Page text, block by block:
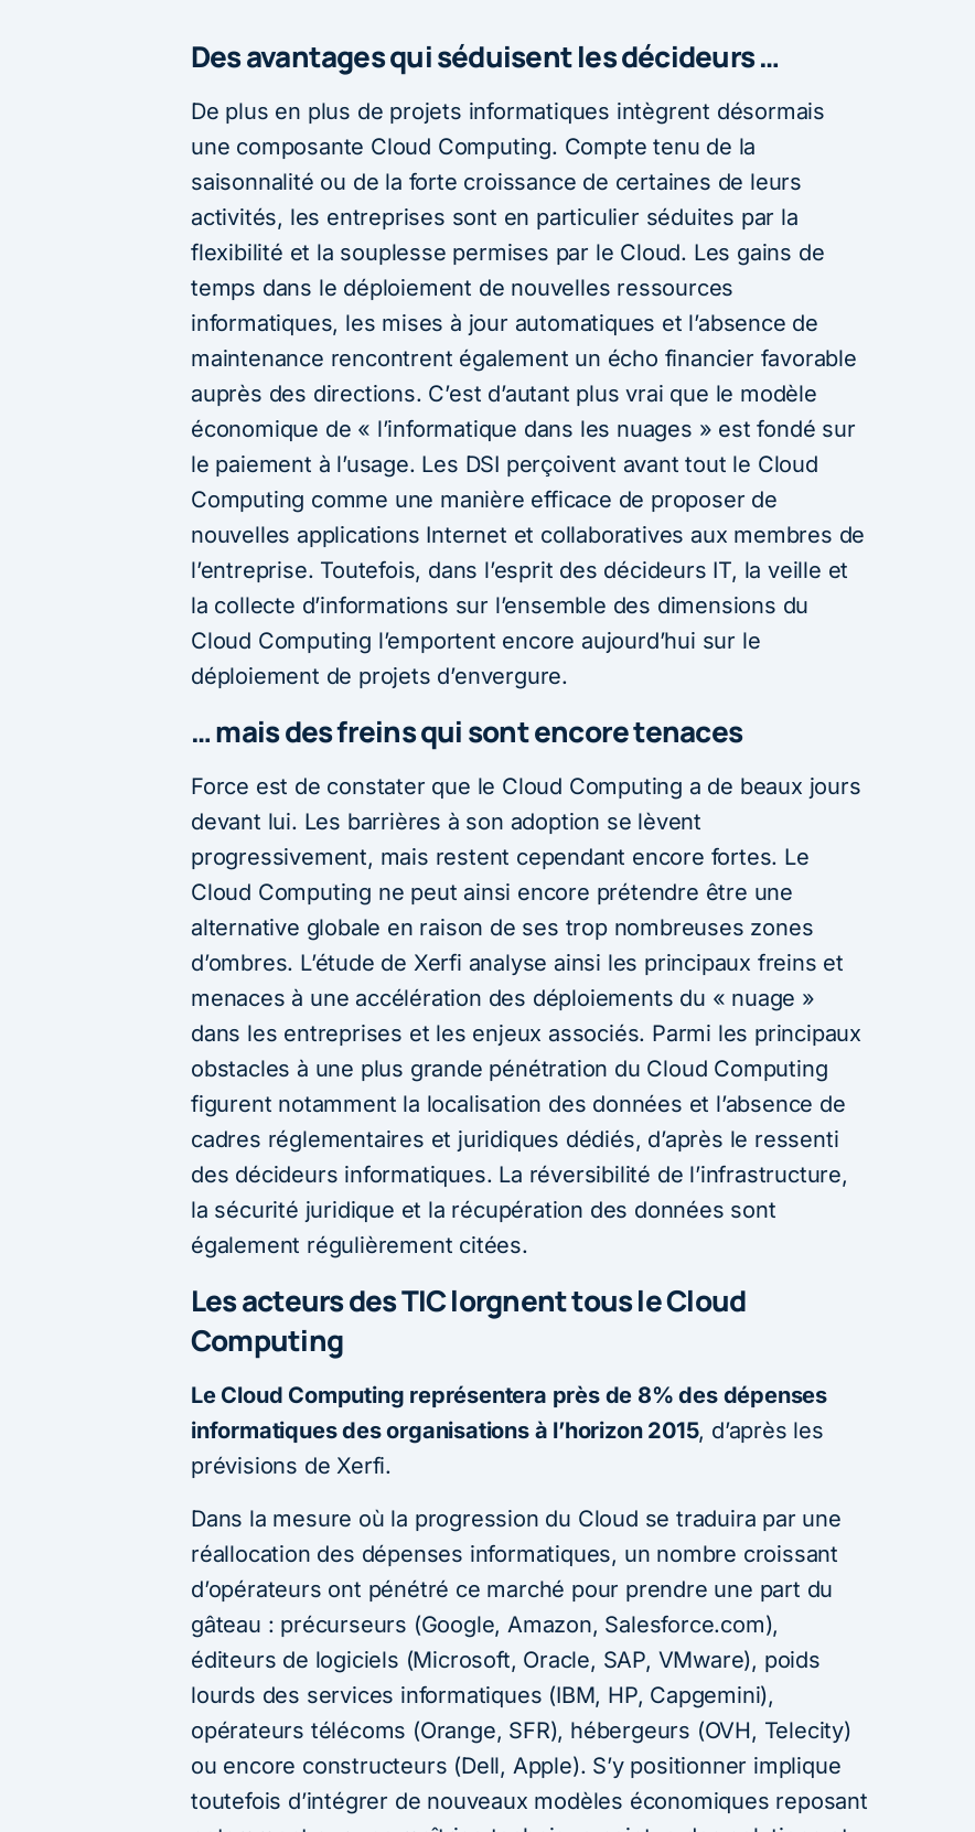
Des avantages qui séduisent les décideurs …
De plus en plus de projets informatiques intègrent désormais
une composante Cloud Computing. Compte tenu de la
saisonnalité ou de la forte croissance de certaines de leurs
activités, les entreprises sont en particulier séduites par la
flexibilité et la souplesse permises par le Cloud. Les gains de
temps dans le déploiement de nouvelles ressources
informatiques, les mises à jour automatiques et l’absence de
maintenance rencontrent également un écho financier favorable
auprès des directions. C’est d’autant plus vrai que le modèle
économique de « l’informatique dans les nuages » est fondé sur
le paiement à l’usage. Les DSI perçoivent avant tout le Cloud
Computing comme une manière efficace de proposer de
nouvelles applications Internet et collaboratives aux membres de
l’entreprise. Toutefois, dans l’esprit des décideurs IT, la veille et
la collecte d’informations sur l’ensemble des dimensions du
Cloud Computing l’emportent encore aujourd’hui sur le
déploiement de projets d’envergure.
… mais des freins qui sont encore tenaces
Force est de constater que le Cloud Computing a de beaux jours
devant lui. Les barrières à son adoption se lèvent
progressivement, mais restent cependant encore fortes. Le
Cloud Computing ne peut ainsi encore prétendre être une
alternative globale en raison de ses trop nombreuses zones
d’ombres. L’étude de Xerfi analyse ainsi les principaux freins et
menaces à une accélération des déploiements du « nuage »
dans les entreprises et les enjeux associés. Parmi les principaux
obstacles à une plus grande pénétration du Cloud Computing
figurent notamment la localisation des données et l’absence de
cadres réglementaires et juridiques dédiés, d’après le ressenti
des décideurs informatiques. La réversibilité de l’infrastructure,
la sécurité juridique et la récupération des données sont
également régulièrement citées.
Les acteurs des TIC lorgnent tous le Cloud
Computing
Le Cloud Computing représentera près de 8% des dépenses
informatiques des organisations à l’horizon 2015, d’après les
prévisions de Xerfi.
Dans la mesure où la progression du Cloud se traduira par une
réallocation des dépenses informatiques, un nombre croissant
d’opérateurs ont pénétré ce marché pour prendre une part du
gâteau : précurseurs (Google, Amazon, Salesforce.com),
éditeurs de logiciels (Microsoft, Oracle, SAP, VMware), poids
lourds des services informatiques (IBM, HP, Capgemini),
opérateurs télécoms (Orange, SFR), hébergeurs (OVH, Telecity)
ou encore constructeurs (Dell, Apple). S’y positionner implique
toutefois d’intégrer de nouveaux modèles économiques reposant